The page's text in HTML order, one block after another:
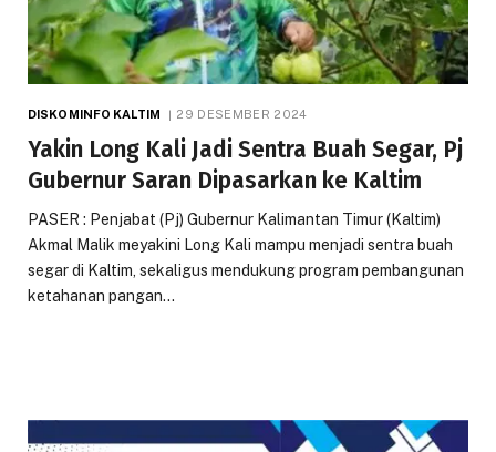
DISKOMINFO KALTIM 29 DESEMBER 2024
Yakin Long Kali Jadi Sentra Buah Segar, Pj
Gubernur Saran Dipasarkan ke Kaltim
PASER : Penjabat (Pj) Gubernur Kalimantan Timur (Kaltim)
Akmal Malik meyakini Long Kali mampu menjadi sentra buah
segar di Kaltim, sekaligus mendukung program pembangunan
ketahanan pangan…